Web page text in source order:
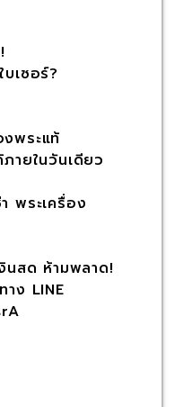
เซอร์?
พระแท้
ายในวันเดียว
พระเครื่อง
นสด ห้ามพลาด!
าง LINE